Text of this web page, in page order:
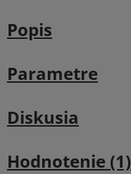
Popis
Parametre
Diskusia
Hodnotenie (1)